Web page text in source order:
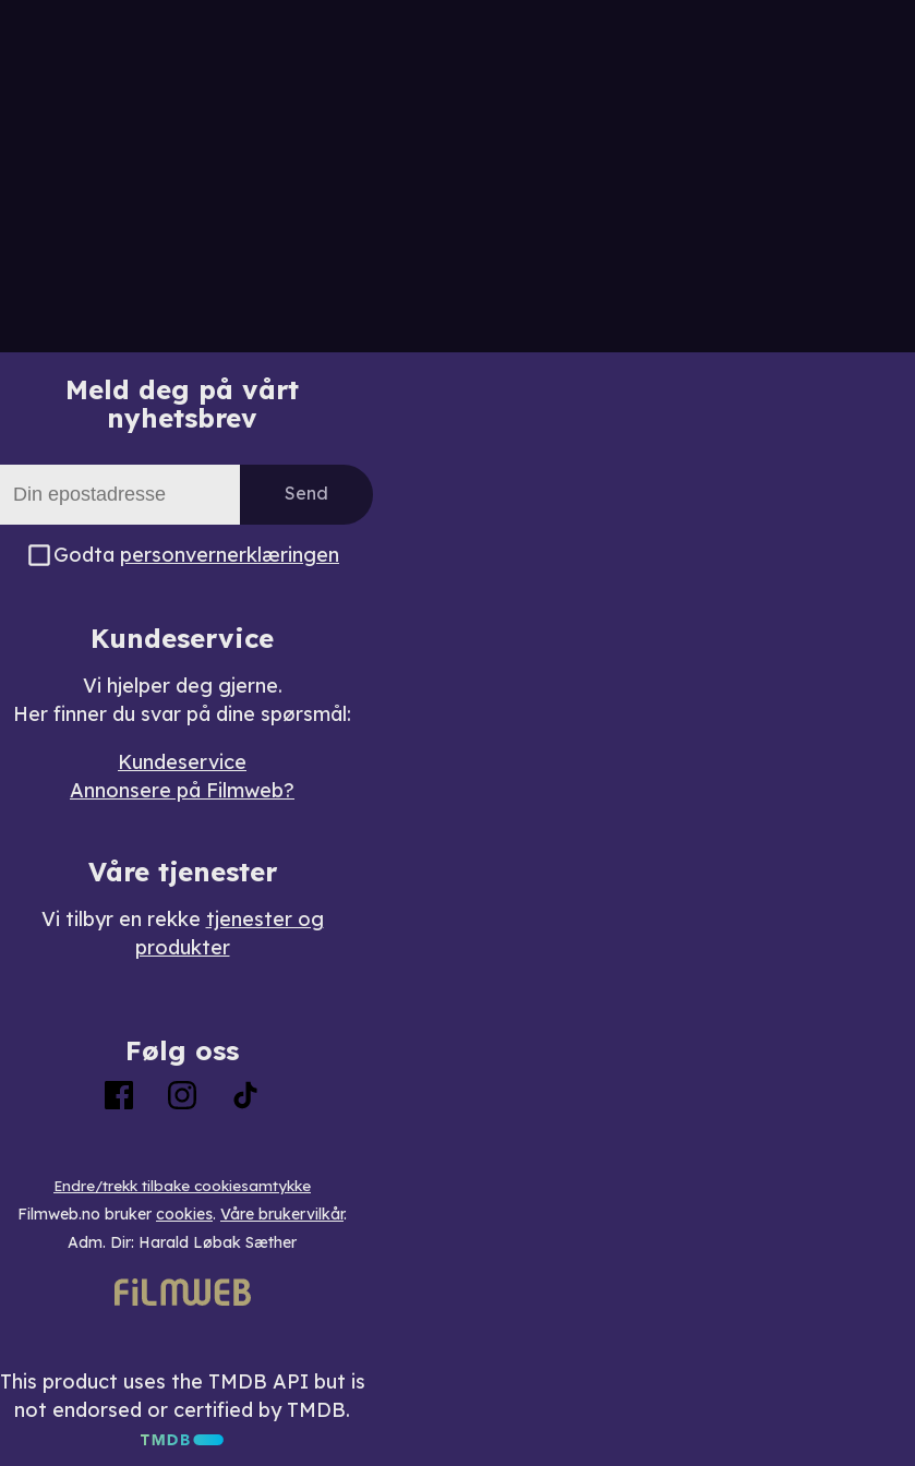
Meld deg på vårt
nyhetsbrev
Send
Godta personvernerklæringen
Kundeservice
Vi hjelper deg gjerne.
Her finner du svar på dine spørsmål:
Kundeservice
Annonsere på Filmweb?
Våre tjenester
Vi tilbyr en rekke tjenester og
produkter
Følg oss
Endre/trekk tilbake cookiesamtykke
Filmweb.no bruker cookies. Våre brukervilkår.
Adm. Dir: Harald Løbak Sæther
This product uses the TMDB API but is
not endorsed or certified by TMDB.